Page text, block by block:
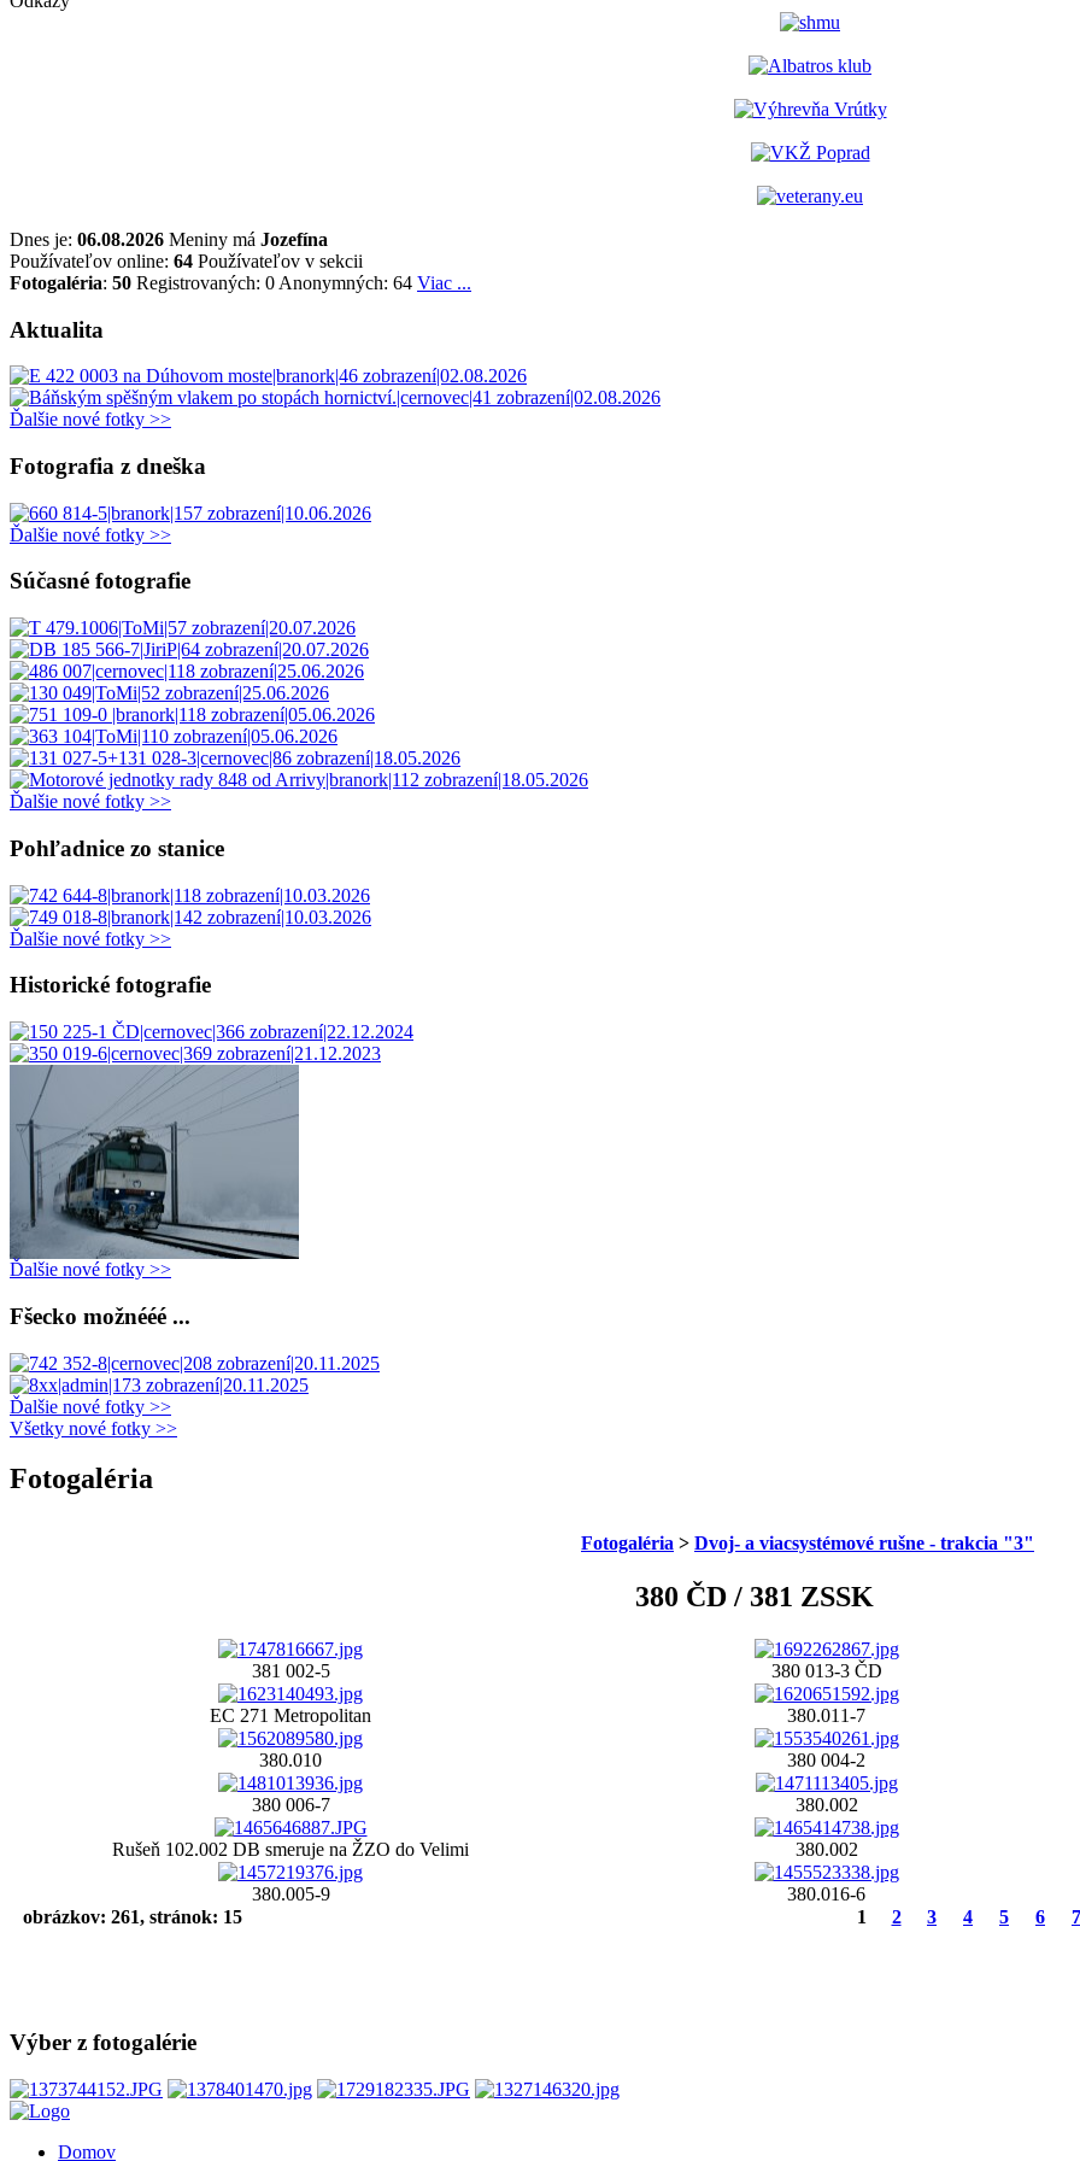
Dnes je: 06.08.2026 Meniny má Jozefína
Používateľov online: 64 Používateľov v sekcii
Fotogaléria: 50 Registrovaných: 0 Anonymných: 64 Viac ...
Aktualita
Ďalšie nové fotky >>
Fotografia z dneška
Ďalšie nové fotky >>
Súčasné fotografie
Ďalšie nové fotky >>
Pohľadnice zo stanice
Ďalšie nové fotky >>
Historické fotografie
Ďalšie nové fotky >>
Fšecko možnééé ...
Ďalšie nové fotky >>
Všetky nové fotky >>
Fotogaléria
Fotogaléria > Dvoj- a viacsystémové rušne - trakcia "3"
380 ČD / 381 ZSSK
381 002-5 380 013-3 ČD
EC 271 Metropolitan 380.011-7
380.010 380 004-2
380 006-7 380.002
Rušeň 102.002 DB smeruje na ŽZO do Velimi 380.002
380.005-9 380.016-6
obrázkov: 261, stránok: 15
1 2 3 4 5 6 7
Výber z fotogalérie
Domov